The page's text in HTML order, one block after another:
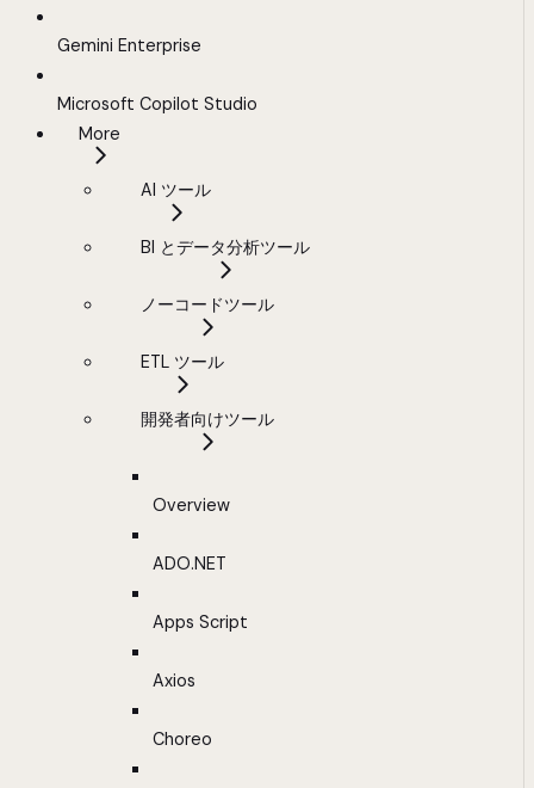
Gemini Enterprise
Microsoft Copilot Studio
More
AI ツール
BI とデータ分析ツール
ノーコードツール
ETL ツール
開発者向けツール
Overview
ADO.NET
Apps Script
Axios
Choreo